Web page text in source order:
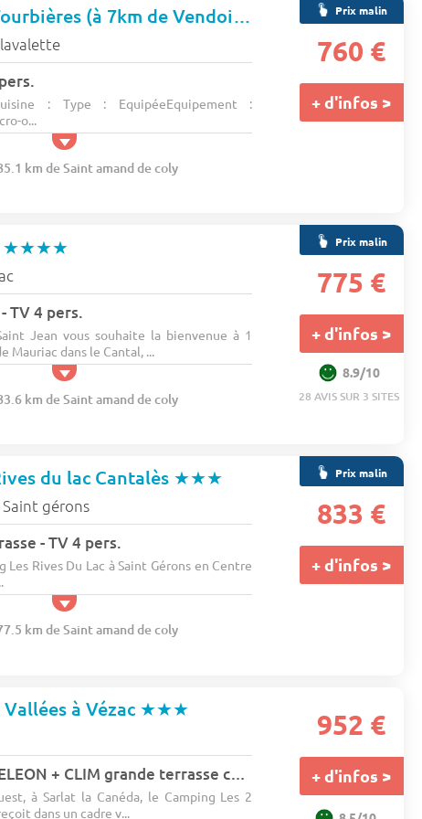
Camping Les Tourbières (à 7km de Vendoire)
: Type : EquipéeEquipement :
o...
km de Saint amand de coly
Prix malin
760 €
+ d'infos >
★★★★
TV 4 pers.
Jean vous souhaite la bienvenue à 1
dans le Cantal, ...
km de Saint amand de coly
Prix malin
775 €
+ d'infos >
8.9/10
28 AVIS SUR 3 SITES
du lac Cantalès ★★★
Saint gérons
- TV 4 pers.
Les Rives Du Lac à Saint Gérons en Centre
km de Saint amand de coly
Prix malin
833 €
+ d'infos >
à Vézac ★★★
Mobilhome CAMELEON + CLIM grande terrasse couverte 5 pers.
à Sarlat la Canéda, le Camping Les 2
dans un cadre v...
952 €
+ d'infos >